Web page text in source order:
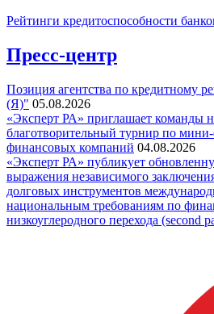
Рейтинги кредитоспособности
Пресс-центр
Позиция агентства по
(Я)" 05.08.2026
«Эксперт РА» приглашает команды
благотворительный турнир по
финансовых компаний 04.08.2026
«Эксперт РА» публикует
выражения независимого
долговых инструментов
национальным требованиям по
низкоуглеродного перехода (second